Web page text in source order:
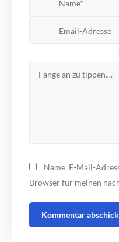
Name, E-Mail-
Browser für meinen